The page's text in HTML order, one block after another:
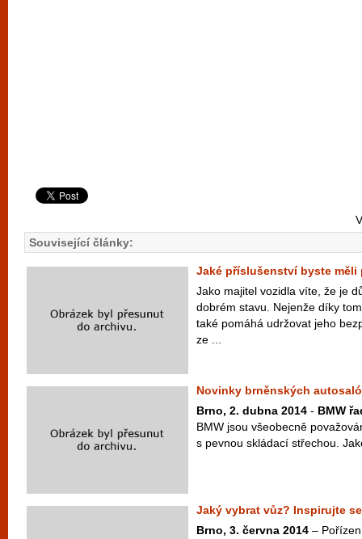
Související články:
Jaké příslušenství byste měli
Jako majitel vozidla víte, že je
dobrém stavu. Nejenže díky
také pomáhá udržovat jeho
ze ...
Novinky brněnských
Brno, 2. dubna 2014 - BMW
BMW jsou všeobecně
s pevnou skládací střechou.
Jaký vybrat vůz? Inspirujte
Brno, 3. června 2014 –